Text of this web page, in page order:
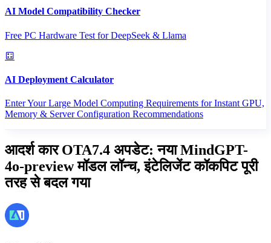
AI Model Compatibility Checker
Free PC Hardware Test for DeepSeek & Llama
AI Deployment Calculator
Enter Your Large Model Computing Requirements for Instant GPU,
Memory & Server Configuration Recommendations
आदर्श कार OTA7.4 अपडेट: नया MindGPT-
4o-preview मॉडल लॉन्च, इंटेलिजेंट कॉकपिट पूरी
तरह से बदल गया